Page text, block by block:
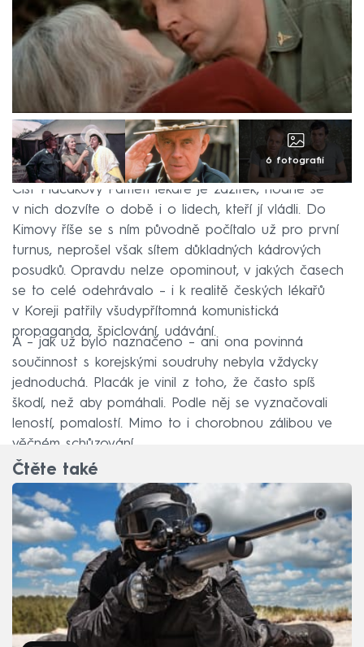
6 fotografií
Číst Placákovy Paměti lékaře je zážitek, hodně se
v nich dozvíte o době i o lidech, kteří jí vládli. Do
Kimovy říše se s ním původně počítalo už pro první
turnus, neprošel však sítem důkladných kádrových
posudků. Opravdu nelze opominout, v jakých časech
se to celé odehrávalo – i k realitě českých lékařů
v Koreji patřily všudypřítomná komunistická
propaganda, špiclování, udávání.
A – jak už bylo naznačeno – ani ona povinná
součinnost s korejskými soudruhy nebyla vždycky
jednoduchá. Placák je vinil z toho, že často spíš
škodí, než aby pomáhali. Podle něj se vyznačovali
leností, pomalostí. Mimo to i chorobnou zálibou ve
věčném schůzování.
Čtěte také